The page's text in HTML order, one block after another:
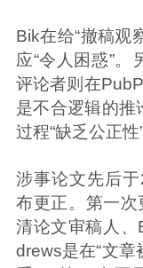
Bik在给“撤稿观
应“令人困惑”。
评论者则在
是不合逻辑的推
过程“缺乏公正性”
涉事论文先后
布更正。第一
清论文审稿人、
drews是在“文